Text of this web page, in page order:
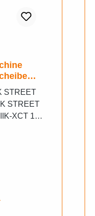
STREET
STREET
XCT 125
EURO
EURO